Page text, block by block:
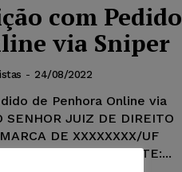
com Pedido
via Sniper
- 24/08/2022
de Penhora Online via
SENHOR JUIZ DE DIREITO
DE XXXXXXXX/UF